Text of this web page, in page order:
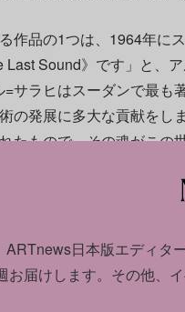
作品の1つは、1964年に
Sound》です」と、
サラヒはスーダンで最も
の発展に多大な貢献をし
たもので、その魂がこの
2024
ARTnews日本版エディタ
お届けします。 その他、